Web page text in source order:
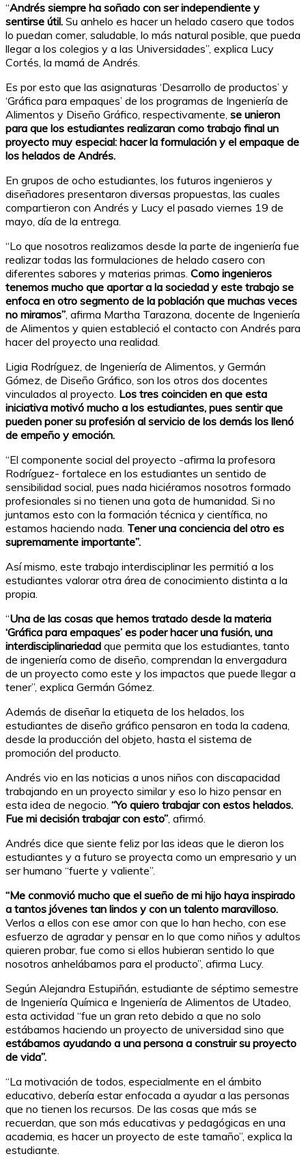
“Andrés siempre ha soñado con ser independiente y
sentirse útil. Su anhelo es hacer un helado casero que todos
lo puedan comer, saludable, lo más natural posible, que pueda
llegar a los colegios y a las Universidades”, explica Lucy
Cortés, la mamá de Andrés.
Es por esto que las asignaturas ‘Desarrollo de productos’ y
‘Gráfica para empaques’ de los programas de Ingeniería de
Alimentos y Diseño Gráfico, respectivamente, se unieron
para que los estudiantes realizaran como trabajo final un
proyecto muy especial: hacer la formulación y el empaque de
los helados de Andrés.
En grupos de ocho estudiantes, los futuros ingenieros y
diseñadores presentaron diversas propuestas, las cuales
compartieron con Andrés y Lucy el pasado viernes 19 de
mayo, día de la entrega.
“Lo que nosotros realizamos desde la parte de ingeniería fue
realizar todas las formulaciones de helado casero con
diferentes sabores y materias primas. Como ingenieros
tenemos mucho que aportar a la sociedad y este trabajo se
enfoca en otro segmento de la población que muchas veces
no miramos”, afirma Martha Tarazona, docente de Ingeniería
de Alimentos y quien estableció el contacto con Andrés para
hacer del proyecto una realidad.
Ligia Rodríguez, de Ingeniería de Alimentos, y Germán
Gómez, de Diseño Gráfico, son los otros dos docentes
vinculados al proyecto. Los tres coinciden en que esta
iniciativa motivó mucho a los estudiantes, pues sentir que
pueden poner su profesión al servicio de los demás los llenó
de empeño y emoción.
“El componente social del proyecto -afirma la profesora
Rodríguez- fortalece en los estudiantes un sentido de
sensibilidad social, pues nada hiciéramos nosotros formado
profesionales si no tienen una gota de humanidad. Si no
juntamos esto con la formación técnica y científica, no
estamos haciendo nada. Tener una conciencia del otro es
supremamente importante”.
Así mismo, este trabajo interdisciplinar les permitió a los
estudiantes valorar otra área de conocimiento distinta a la
propia.
“Una de las cosas que hemos tratado desde la materia
‘Gráfica para empaques’ es poder hacer una fusión, una
interdisciplinariedad que permita que los estudiantes, tanto
de ingeniería como de diseño, comprendan la envergadura
de un proyecto como este y los impactos que puede llegar a
tener”, explica Germán Gómez.
Además de diseñar la etiqueta de los helados, los
estudiantes de diseño gráfico pensaron en toda la cadena,
desde la producción del objeto, hasta el sistema de
promoción del producto.
Andrés vio en las noticias a unos niños con discapacidad
trabajando en un proyecto similar y eso lo hizo pensar en
esta idea de negocio. “Yo quiero trabajar con estos helados.
Fue mi decisión trabajar con esto”, afirmó.
Andrés dice que siente feliz por las ideas que le dieron los
estudiantes y a futuro se proyecta como un empresario y un
ser humano “fuerte y valiente”.
“Me conmovió mucho que el sueño de mi hijo haya inspirado
a tantos jóvenes tan lindos y con un talento maravilloso.
Verlos a ellos con ese amor con que lo han hecho, con ese
esfuerzo de agradar y pensar en lo que como niños y adultos
quieren probar, fue como si ellos hubieran sentido lo que
nosotros anhelábamos para el producto”, afirma Lucy.
Según Alejandra Estupiñán, estudiante de séptimo semestre
de Ingeniería Química e Ingeniería de Alimentos de Utadeo,
esta actividad “fue un gran reto debido a que no solo
estábamos haciendo un proyecto de universidad sino que
estábamos ayudando a una persona a construir su proyecto
de vida”.
“La motivación de todos, especialmente en el ámbito
educativo, debería estar enfocada a ayudar a las personas
que no tienen los recursos. De las cosas que más se
recuerdan, que son más educativas y pedagógicas en una
academia, es hacer un proyecto de este tamaño”, explica la
estudiante.